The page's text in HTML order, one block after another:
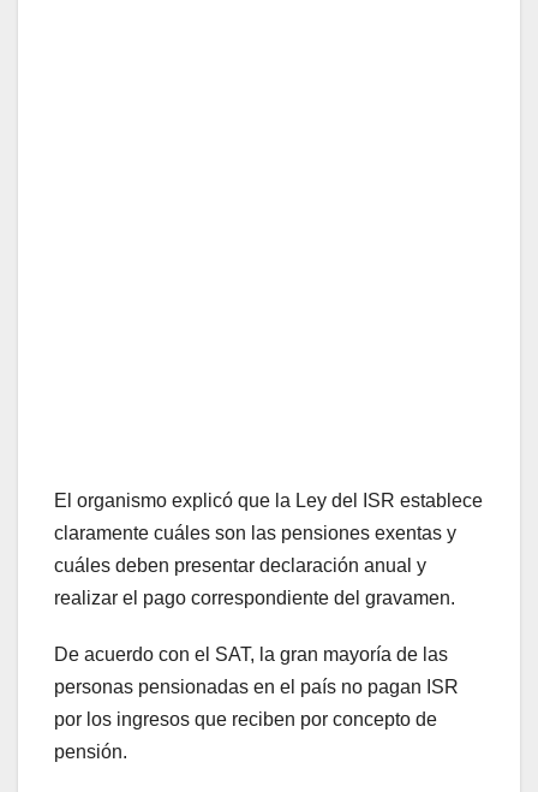
El organismo explicó que la Ley del ISR establece
claramente cuáles son las pensiones exentas y
cuáles deben presentar declaración anual y
realizar el pago correspondiente del gravamen.
De acuerdo con el SAT, la gran mayoría de las
personas pensionadas en el país no pagan ISR
por los ingresos que reciben por concepto de
pensión.